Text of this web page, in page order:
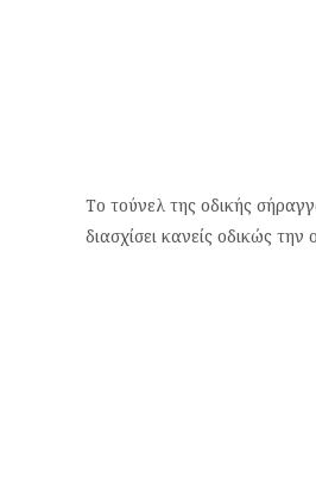
Το τούνελ της οδικής
διασχίσει κανείς οδικώς